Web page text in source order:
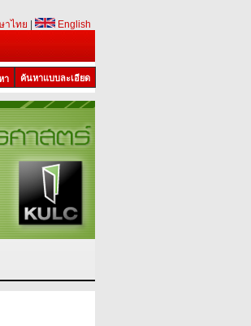
าไทย
English
ค้นหาแบบละเอียด